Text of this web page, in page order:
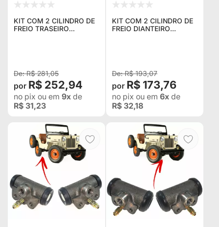
KIT COM 2 CILINDRO DE
FREIO TRASEIRO
R$ 281,05
R$ 252,94
no pix ou em 9x de
R$ 31,23
KIT COM 2 CILINDRO DE
FREIO DIANTEIRO
R$ 193,07
R$ 173,76
no pix ou em 6x de
R$ 32,18